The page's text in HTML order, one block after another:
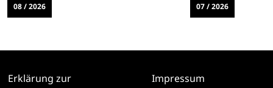
08 / 2026 07 / 2026
Erklärung zur
Impressum